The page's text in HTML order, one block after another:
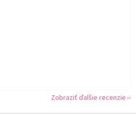
obchodu je 5 z 5 hviezdičiek.
Zobraziť ďalšie recenzie